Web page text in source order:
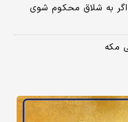
اگر به شلاق محکوم شوی
مکه